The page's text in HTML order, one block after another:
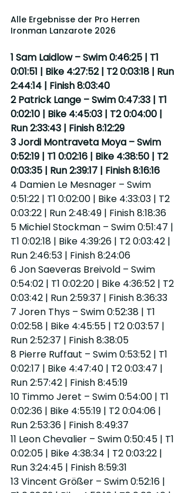
Alle Ergebnisse der Pro Herren
Ironman Lanzarote 2026
1 Sam Laidlow – Swim 0:46:25 | T1
0:01:51 | Bike 4:27:52 | T2 0:03:18 | Run
2:44:14 | Finish 8:03:40
2 Patrick Lange – Swim 0:47:33 | T1
0:02:10 | Bike 4:45:03 | T2 0:04:00 |
Run 2:33:43 | Finish 8:12:29
3 Jordi Montraveta Moya – Swim
0:52:19 | T1 0:02:16 | Bike 4:38:50 | T2
0:03:35 | Run 2:39:17 | Finish 8:16:16
4 Damien Le Mesnager – Swim
0:51:22 | T1 0:02:00 | Bike 4:33:03 | T2
0:03:22 | Run 2:48:49 | Finish 8:18:36
5 Michiel Stockman – Swim 0:51:47 |
T1 0:02:18 | Bike 4:39:26 | T2 0:03:42 |
Run 2:46:53 | Finish 8:24:06
6 Jon Saeveras Breivold – Swim
0:54:02 | T1 0:02:20 | Bike 4:36:52 | T2
0:03:42 | Run 2:59:37 | Finish 8:36:33
7 Joren Thys – Swim 0:52:38 | T1
0:02:58 | Bike 4:45:55 | T2 0:03:57 |
Run 2:52:37 | Finish 8:38:05
8 Pierre Ruffaut – Swim 0:53:52 | T1
0:02:17 | Bike 4:47:40 | T2 0:03:47 |
Run 2:57:42 | Finish 8:45:19
10 Timmo Jeret – Swim 0:54:00 | T1
0:02:36 | Bike 4:55:19 | T2 0:04:06 |
Run 2:53:36 | Finish 8:49:37
11 Leon Chevalier – Swim 0:50:45 | T1
0:02:05 | Bike 4:38:34 | T2 0:03:22 |
Run 3:24:45 | Finish 8:59:31
13 Vincent Größer – Swim 0:52:16 |